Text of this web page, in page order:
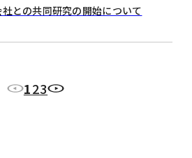
との共同研究の開始について
123